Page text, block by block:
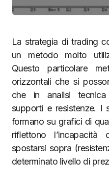
La strategia di trading
un metodo molto
Questo particolare
orizzontali che si
che in analisi
supporti e resistenze. I
formano su grafici di
riflettono
spostarsi sopra
determinato livello di